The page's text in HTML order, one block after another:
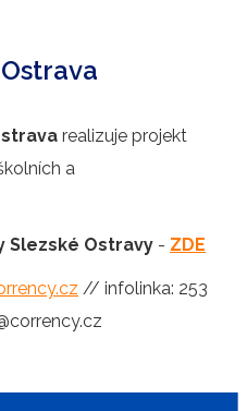
realizuje projekt
a
Slezské Ostravy - ZDE
// infolinka: 253